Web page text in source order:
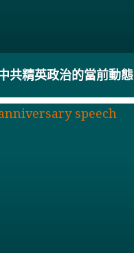
共精英政治的當前動態